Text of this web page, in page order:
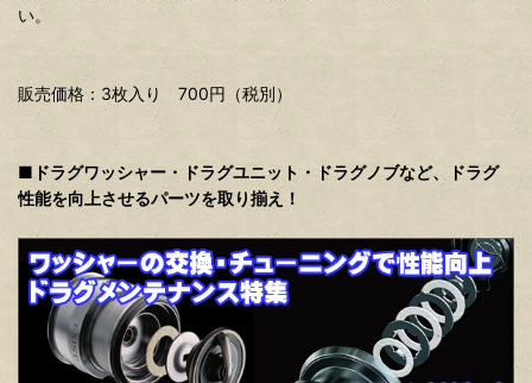
い。
販売価格：3枚入り 700円（税別）
■ドラグワッシャー・ドラグユニット・ドラグノブなど、ドラグ
性能を向上させるパーツを取り揃え！